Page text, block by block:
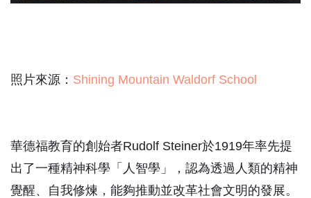
照片來源： Shining Mountain Waldorf School
華德福教育的創始者Rudolf Steiner於1919年率先提
出了一種精神科學「人智學」，認為透過人類的精神
覺醒、自我修煉，能夠推動並改革社會文明的發展。